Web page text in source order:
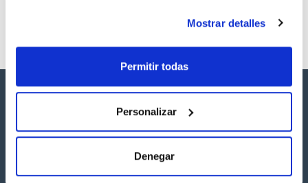
Mostrar detalles
Permitir todas
Personalizar
Denegar
Síguenos: